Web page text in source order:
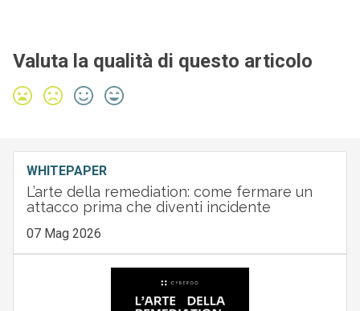
Valuta la qualità di questo articolo
WHITEPAPER
L’arte della remediation: come fermare un
attacco prima che diventi incidente
07 Mag 2026